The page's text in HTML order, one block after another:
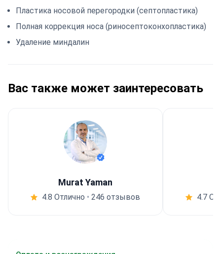
Пластика носовой перегородки (септопластика)
Полная коррекция носа (риносептоконхопластика)
Удаление миндалин
Вас также может заинтересовать
Murat Yaman
4.8 Отлично • 246 отзывов 4.7